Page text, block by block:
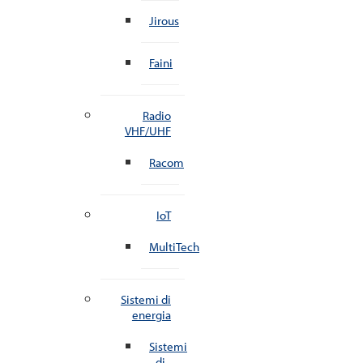
Jirous
Faini
Radio
VHF/UHF
Racom
IoT
MultiTech
Sistemi di
energia
Sistemi